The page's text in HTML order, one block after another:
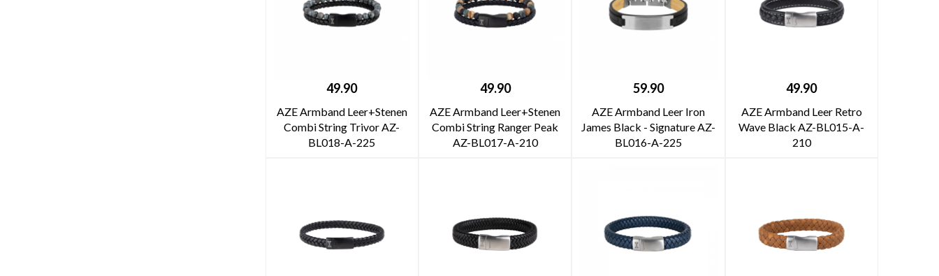
49.90
AZE Armband Leer+Stenen
Combi String Trivor AZ-
BL018-A-225
49.90
AZE Armband Leer+Stenen
Combi String Ranger Peak
AZ-BL017-A-210
59.90
AZE Armband Leer Iron
James Black - Signature AZ-
BL016-A-225
49.90
AZE Armband Leer Retro
Wave Black AZ-BL015-A-
210